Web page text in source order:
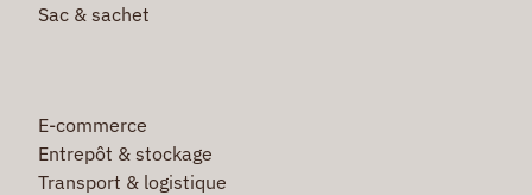
Sac & sachet
E-commerce
Entrepôt & stockage
Transport & logistique